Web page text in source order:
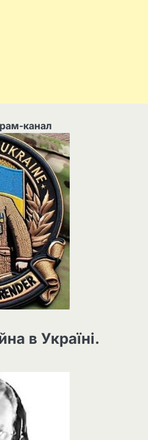
канал
в Україні.